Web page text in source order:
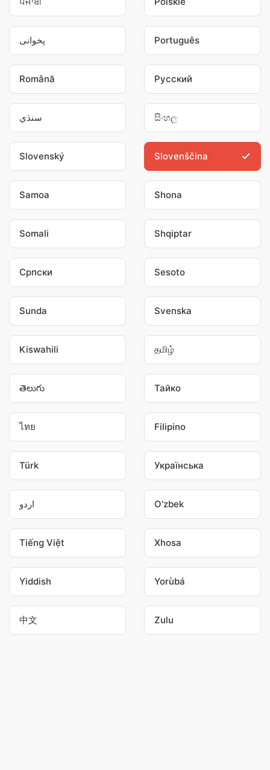
پخوانی Português
Română Pусский
سنڌي සිංහල
Slovenský Slovenščina
Samoa Shona
Somali Shqiptar
Српски Sesoto
Sunda Svenska
Kiswahili தமிழ்
తెలుగు Тайко
ไทย Filipino
Türk Українська
اردو O'zbek
Tiếng Việt Xhosa
Yiddish Yorùbá
中文 Zulu